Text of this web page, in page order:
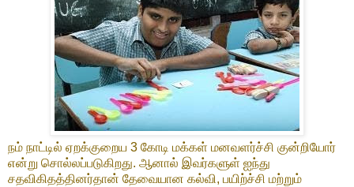
நம் நாட்டில் ஏறக்குறைய 3 கோடி மக்கள் மனவளர்ச்சி குன்றியோர்
என்று சொல்லப்படுகிறது. ஆனால் இவர்களுள் ஐந்து
சதவிகிதத்தினர்தான் தேவையான கல்வி, பயிற்ச்சி மற்றும்